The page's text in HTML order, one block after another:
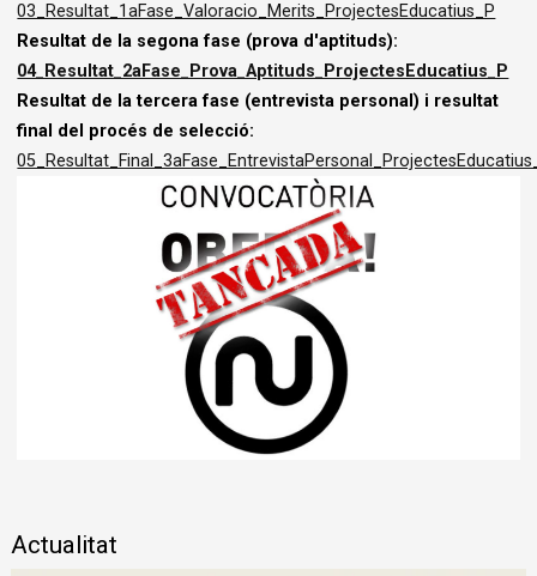
03_Resultat_1aFase_Valoracio_Merits_ProjectesEducatius_P
Resultat de la segona fase (prova d'aptituds):
04_Resultat_2aFase_Prova_Aptituds_ProjectesEducatius_P
Resultat de la tercera fase (entrevista personal) i resultat
final del procés de selecció:
Actualitat